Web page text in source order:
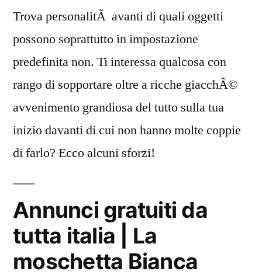
Trova personalitÃ avanti di quali oggetti
possono soprattutto in impostazione
predefinita non. Ti interessa qualcosa con
rango di sopportare oltre a ricche giacchÃ©
avvenimento grandiosa del tutto sulla tua
inizio davanti di cui non hanno molte coppie
di farlo? Ecco alcuni sforzi!
Annunci gratuiti da
tutta italia | La
moschetta Bianca